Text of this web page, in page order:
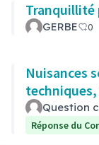
Tranquillité
GERBE 0
Nuisances
Question
Réponse du